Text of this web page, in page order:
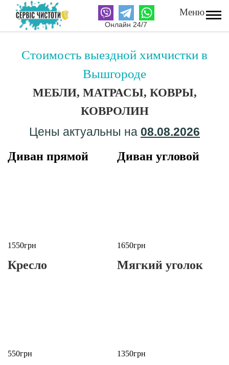
Онлайн 24/7
Меню
Матрасов
Вышгород
Выездная химчистка
Цены
+38 (095) 810-05-05
Стоимость выездной химчистки в
Вышгороде
МЕБЛИ, МАТРАСЫ, КОВРЫ,
КОВРОЛИН
Цены актуальны на 08.08.2026
Диван прямой
1550грн
Диван угловой
1650грн
Кресло
550грн
Мягкий уголок
1350грн